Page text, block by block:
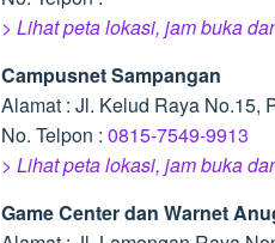
> Lihat peta lokasi, jam buka
Campusnet Sampangan
Alamat : Jl. Kelud Raya No.15,
No. Telpon : 0815-7549-9913
> Lihat peta lokasi, jam buka
Game Center dan Warnet